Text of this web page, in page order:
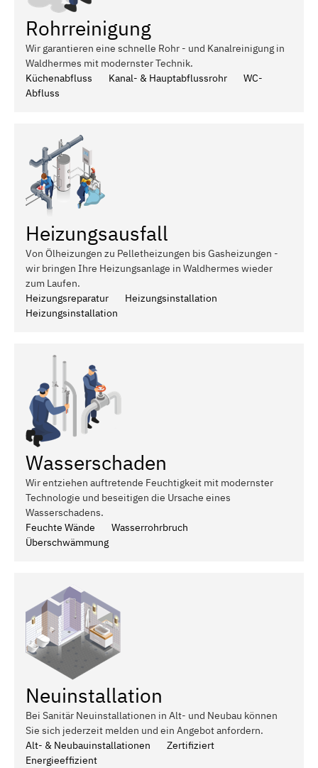
Rohrreinigung
Wir garantieren eine schnelle Rohr - und Kanalreinigung in
Waldhermes mit modernster Technik.
Küchenabfluss
Kanal- & Hauptabflussrohr
WC-
Abfluss
Heizungsausfall
Von Ölheizungen zu Pelletheizungen bis Gasheizungen -
wir bringen Ihre Heizungsanlage in Waldhermes wieder
zum Laufen.
Heizungsreparatur
Heizungsinstallation
Heizungsinstallation
Wasserschaden
Wir entziehen auftretende Feuchtigkeit mit modernster
Technologie und beseitigen die Ursache eines
Wasserschadens.
Feuchte Wände
Wasserrohrbruch
Überschwämmung
Neuinstallation
Bei Sanitär Neuinstallationen in Alt- und Neubau können
Sie sich jederzeit melden und ein Angebot anfordern.
Alt- & Neubauinstallationen
Zertifiziert
Energieeffizient